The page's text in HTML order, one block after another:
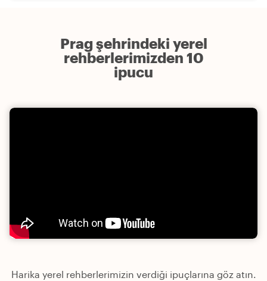
Prag şehrindeki yerel
rehberlerimizden 10
ipucu
Harika yerel rehberlerimizin verdiği ipuçlarına göz atın.